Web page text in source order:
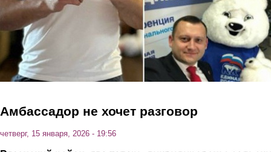
Амбассадор не хочет разговор
четверг, 15 января, 2026 - 19:56